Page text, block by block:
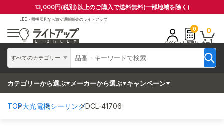
13,000円(税別)以上のご購入で送料無料(一部地域を除く)
LED・照明器具なら激安通販販売のライトアップ
すべてのカテゴリー
ログイン
0
お見積り
0
カート
カテゴリーから選ぶ メーカーから選ぶ キャンペーン
TOP大光電機シーリングDCL-41706